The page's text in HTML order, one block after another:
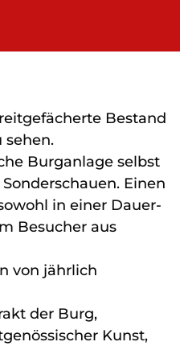
Bestand
sehen.
Burganlage selbst
Einen
in einer Dauer-
Besucher aus
von jährlich
der Burg,
Kunst,